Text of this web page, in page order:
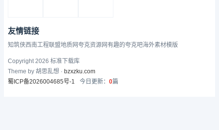
友情链接
知筑侠西南工程联盟地质网夸克资源网有趣的夸克吧海外素材模版
Copyright 2026 标准下载库
Theme by 胡思乱想 · bzxzku.com
蜀ICP备2026004685号-1
今日更新： 0篇